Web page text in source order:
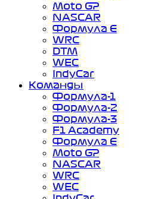
Moto GP
NASCAR
Формула Е
WRC
DTM
WEC
IndyCar
Команды
Формула-1
Формула-2
Формула-3
F1 Academy
Формула Е
Moto GP
NASCAR
WRC
WEC